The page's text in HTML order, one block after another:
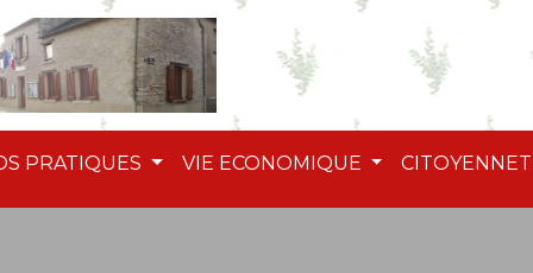
PRATIQUES VIE ECONOMIQUE